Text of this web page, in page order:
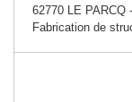
62770 LE PARCQ
Fabrication de